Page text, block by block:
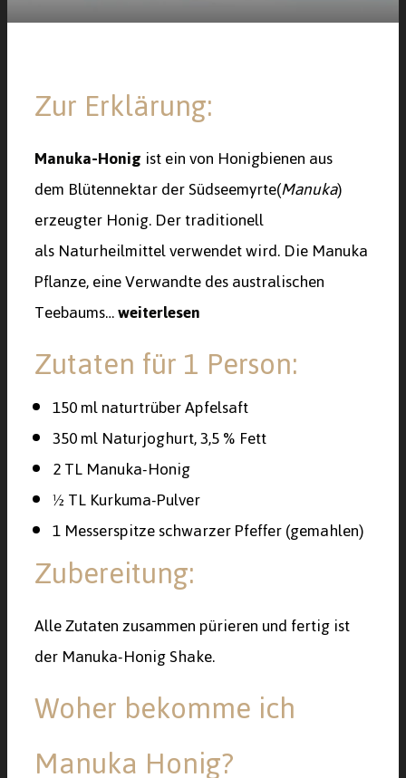
Zur Erklärung:
Manuka-Honig ist ein von Honigbienen aus
dem Blütennektar der Südseemyrte(Manuka)
erzeugter Honig. Der traditionell
als Naturheilmittel verwendet wird. Die Manuka
Pflanze, eine Verwandte des australischen
Teebaums…weiterlesen
Zutaten für 1 Person:
150 ml naturtrüber Apfelsaft
350 ml Naturjoghurt, 3,5 % Fett
2 TL Manuka-Honig
½ TL Kurkuma-Pulver
1 Messerspitze schwarzer Pfeffer (gemahlen)
Zubereitung:
Alle Zutaten zusammen pürieren und fertig ist
der Manuka-Honig Shake.
Woher bekomme ich
Manuka Honig?